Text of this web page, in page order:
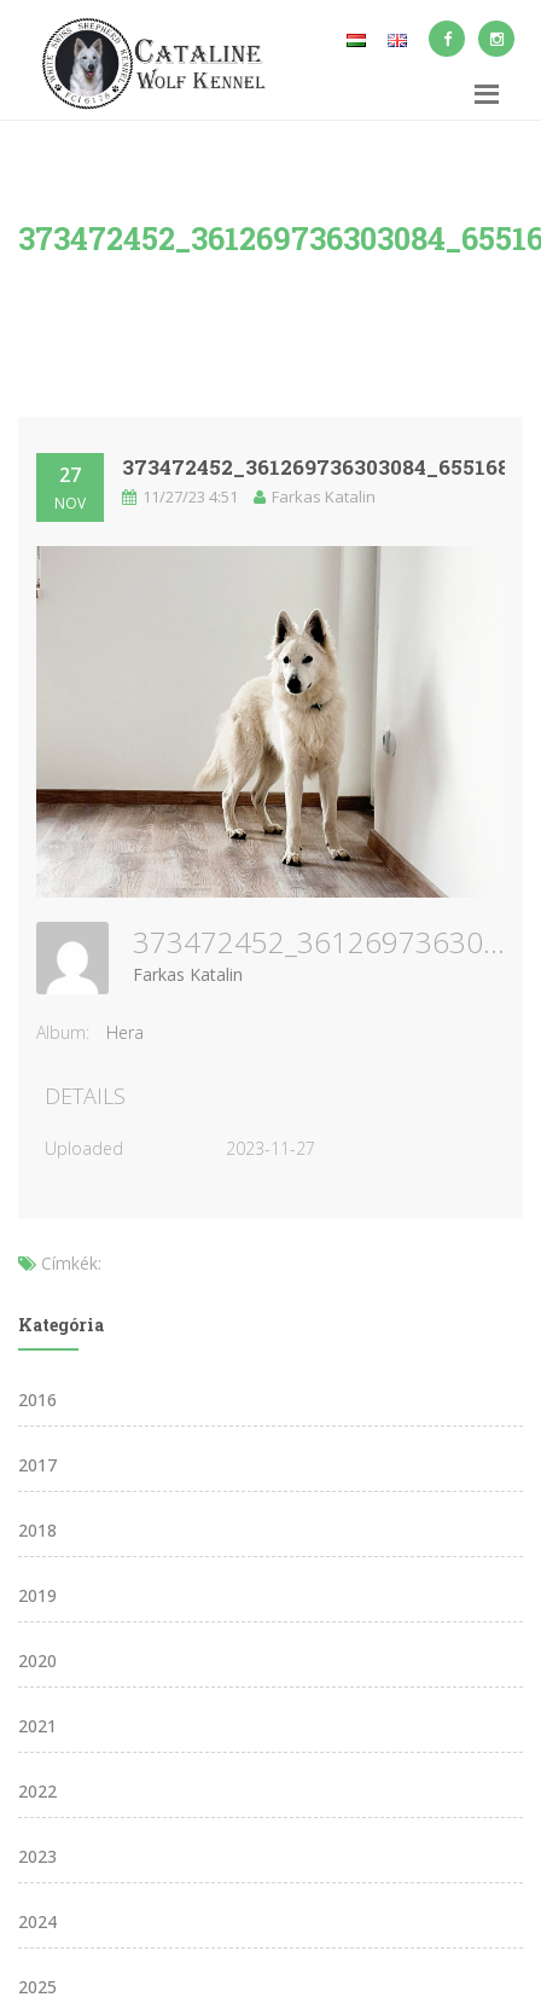
27
NOV 11/27/23 4:51 Farkas Katalin
373472452_361269736303084_6551680026308384598_n
Farkas Katalin
Album: Hera
DETAILS
Uploaded 2023-11-27
Címkék:
Kategória
2016
2017
2018
2019
2020
2021
2022
2023
2024
2025